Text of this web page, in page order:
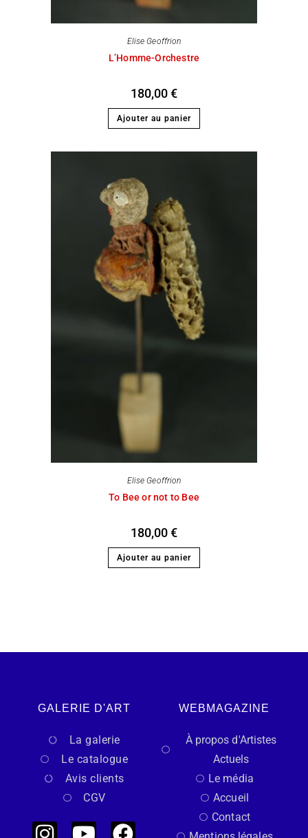
Elise Geoffrion
L’Homme-Orchestre
180,00€
Ajouter au panier
Elise Geoffrion
To Bee or not to Bee
180,00€
Ajouter au panier
GALERIE D'ART
La galerie
Le catalogue
Avis clients
CGV
WEBMAGAZINE
À propos d'Artistes
Actuels
Le média
Accueil
Contact